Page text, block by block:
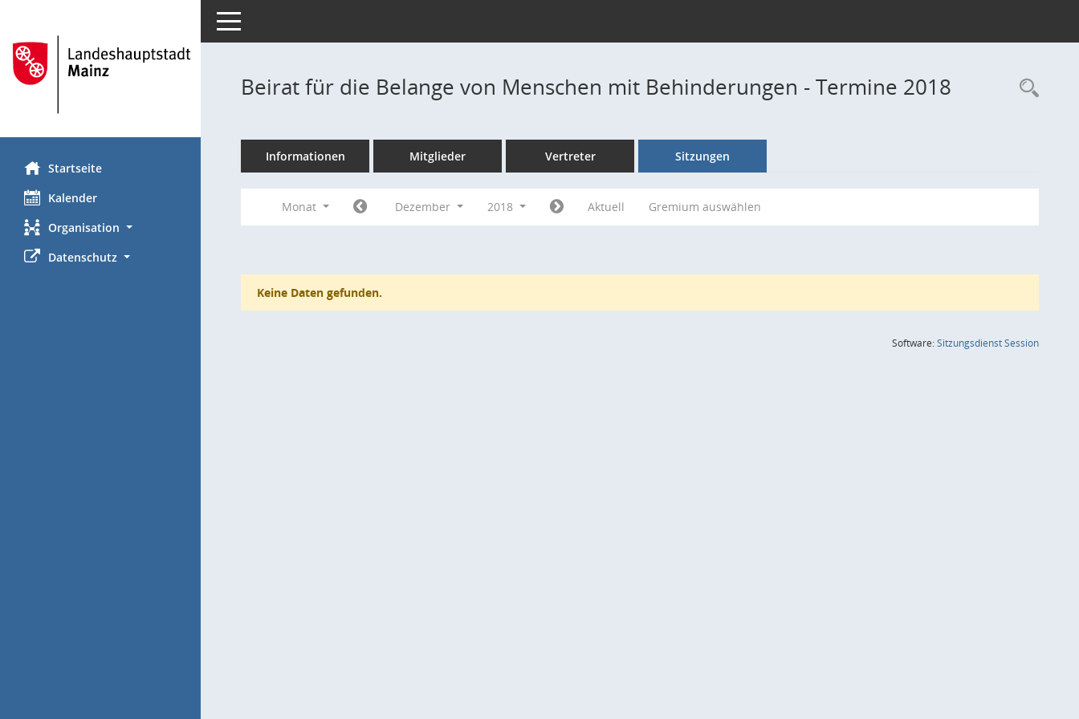
Startseite
Kalender
Organisation
Datenschutz
Toggle navigation
Beirat für die Belange von Menschen mit Behinderungen - Termine 2018
Informationen Mitglieder Vertreter Sitzungen
Monat Dezember 2018 Aktuell Gremium auswählen
Keine Daten gefunden.
Software:SitzungsdienstSession(Wird in